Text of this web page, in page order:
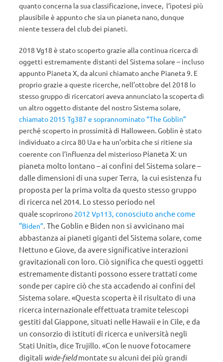
quanto concerna la sua classificazione, invece, l’ipotesi più
plausibile è appunto che sia un pianeta nano, dunque
niente tessera del club dei pianeti.
2018 Vg18 è stato scoperto grazie alla continua ricerca di
oggetti estremamente distanti del Sistema solare – incluso
appunto Pianeta X, da alcuni chiamato anche Pianeta 9. E
proprio grazie a queste ricerche, nell’ottobre del 2018 lo
stesso gruppo di ricercatori aveva annunciato la scoperta di
un altro oggetto distante del nostro Sistema solare,
chiamato 2015 Tg387 e soprannominato “The Goblin”
perché scoperto in prossimità di Halloween. Goblin è stato
individuato a circa 80 Ua e ha un’orbita che si ritiene sia
coerente con l’influenza del misterioso Pianeta X: un
pianeta molto lontano – ai confini del Sistema solare –
dalle dimensioni di una super Terra, la cui esistenza fu
proposta per la prima volta da questo stesso gruppo
di ricerca nel 2014. Lo stesso periodo nel
qualescoprirono 2012 Vp113, conosciuto anche come
“Biden”. The Goblin e Biden non si avvicinano mai
abbastanza ai pianeti giganti del Sistema solare, come
Nettuno e Giove, da avere significative interazioni
gravitazionali con loro. Ciò significa che questi oggetti
estremamente distanti possono essere trattati come
sonde per capire ciò che sta accadendo ai confini del
Sistema solare. «Questa scoperta è il risultato di una
ricerca internazionale effettuata tramite telescopi
gestiti dal Giappone, situati nelle Hawaii e in Cile, e da
un consorzio di istituti di ricerca e università negli
Stati Uniti», dice Trujillo. «Con le nuove fotocamere
digitali wide-fieldmontate su alcuni dei più grandi